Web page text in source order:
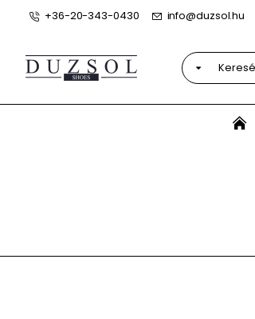
+36-20-343-0430 info@duzsol.hu
Keresés
a